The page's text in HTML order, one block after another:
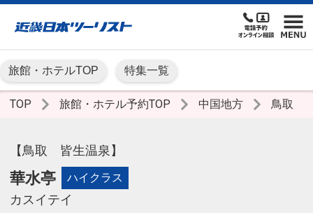
旅館・ホテルTOP 特集一覧
TOP 旅館・ホテル予約TOP 中国地方 鳥取
【鳥取 皆生温泉】
華水亭 ハイクラス
カスイテイ